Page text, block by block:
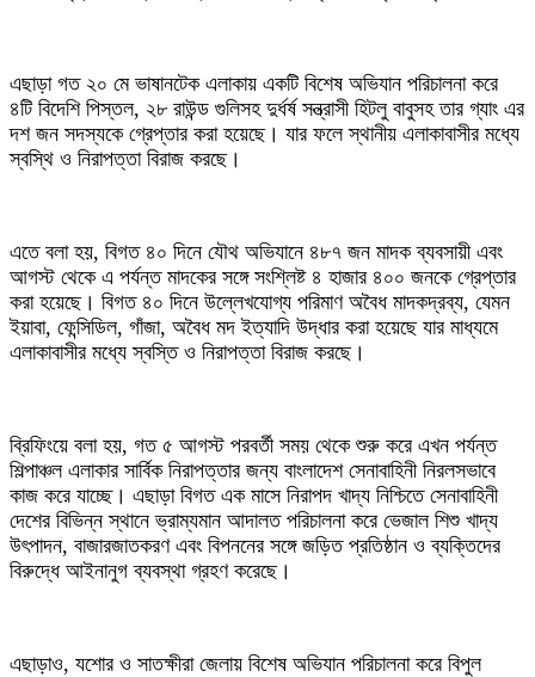
‎এছাড়া গত ২০ মে ভাষানটেক এলাকায় একটি বিশেষ অভিযান পরিচালনা করে
৪টি বিদেশি পিস্তল, ২৮ রাউন্ড গুলিসহ দুর্ধর্ষ সন্ত্রাসী হিটলু বাবুসহ তার গ্যাং এর
দশ জন সদস্যকে গ্রেপ্তার করা হয়েছে। যার ফলে স্থানীয় এলাকাবাসীর মধ্যে
স্বস্থি ও নিরাপত্তা বিরাজ করছে।
‎এতে বলা হয়, বিগত ৪০ দিনে যৌথ অভিযানে ৪৮৭ জন মাদক ব্যবসায়ী এবং
আগস্ট থেকে এ পর্যন্ত মাদকের সঙ্গে সংশ্লিষ্ট ৪ হাজার ৪০০ জনকে গ্রেপ্তার
করা হয়েছে। বিগত ৪০ দিনে উল্লেখযোগ্য পরিমাণ অবৈধ মাদকদ্রব্য, যেমন
ইয়াবা, ফেন্সিডিল, গাঁজা, অবৈধ মদ ইত্যাদি উদ্ধার করা হয়েছে যার মাধ্যমে
এলাকাবাসীর মধ্যে স্বস্তি ও নিরাপত্তা বিরাজ করছে।
‎ব্রিফিংয়ে বলা হয়, গত ৫ আগস্ট পরবর্তী সময় থেকে শুরু করে এখন পর্যন্ত
শিল্পাঞ্চল এলাকার সার্বিক নিরাপত্তার জন্য বাংলাদেশ সেনাবাহিনী নিরলসভাবে
কাজ করে যাচ্ছে। এছাড়া বিগত এক মাসে নিরাপদ খাদ্য নিশ্চিতে সেনাবাহিনী
দেশের বিভিন্ন স্থানে ভ্রাম্যমান আদালত পরিচালনা করে ভেজাল শিশু খাদ্য
উৎপাদন, বাজারজাতকরণ এবং বিপননের সঙ্গে জড়িত প্রতিষ্ঠান ও ব্যক্তিদের
বিরুদ্ধে আইনানুগ ব্যবস্থা গ্রহণ করেছে।
‎এছাড়াও, যশোর ও সাতক্ষীরা জেলায় বিশেষ অভিযান পরিচালনা করে বিপুল